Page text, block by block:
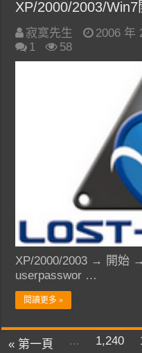
XP/2000/2003/
寂寞先生 2006 年
1
58
XP/2000/2003 → 開始
userpasswor …
閱讀更多 »
« 第一頁 ... 1,240